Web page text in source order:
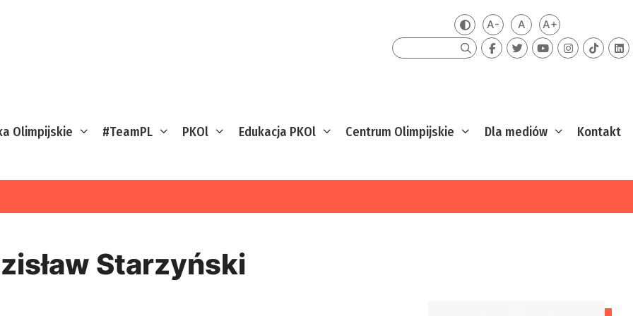
Zmień kontrast
A-Mniejsza czcionka
ADomyślna czcionka
A+Większa
Szukaj
Olimpijskie #TeamPL PKOl Edukacja PKOl Centrum Olimpijskie Dla mediów Kontakt
Starzyński